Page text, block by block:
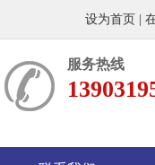
设为首页
服务热线